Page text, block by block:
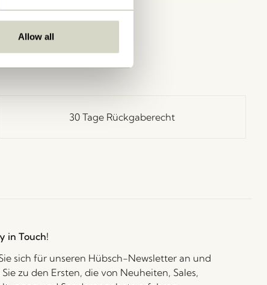
Allow all
30 Tage Rückgaberecht
in Touch!
sich für unseren Hübsch-Newsletter an und
zu den Ersten, die von Neuheiten, Sales,